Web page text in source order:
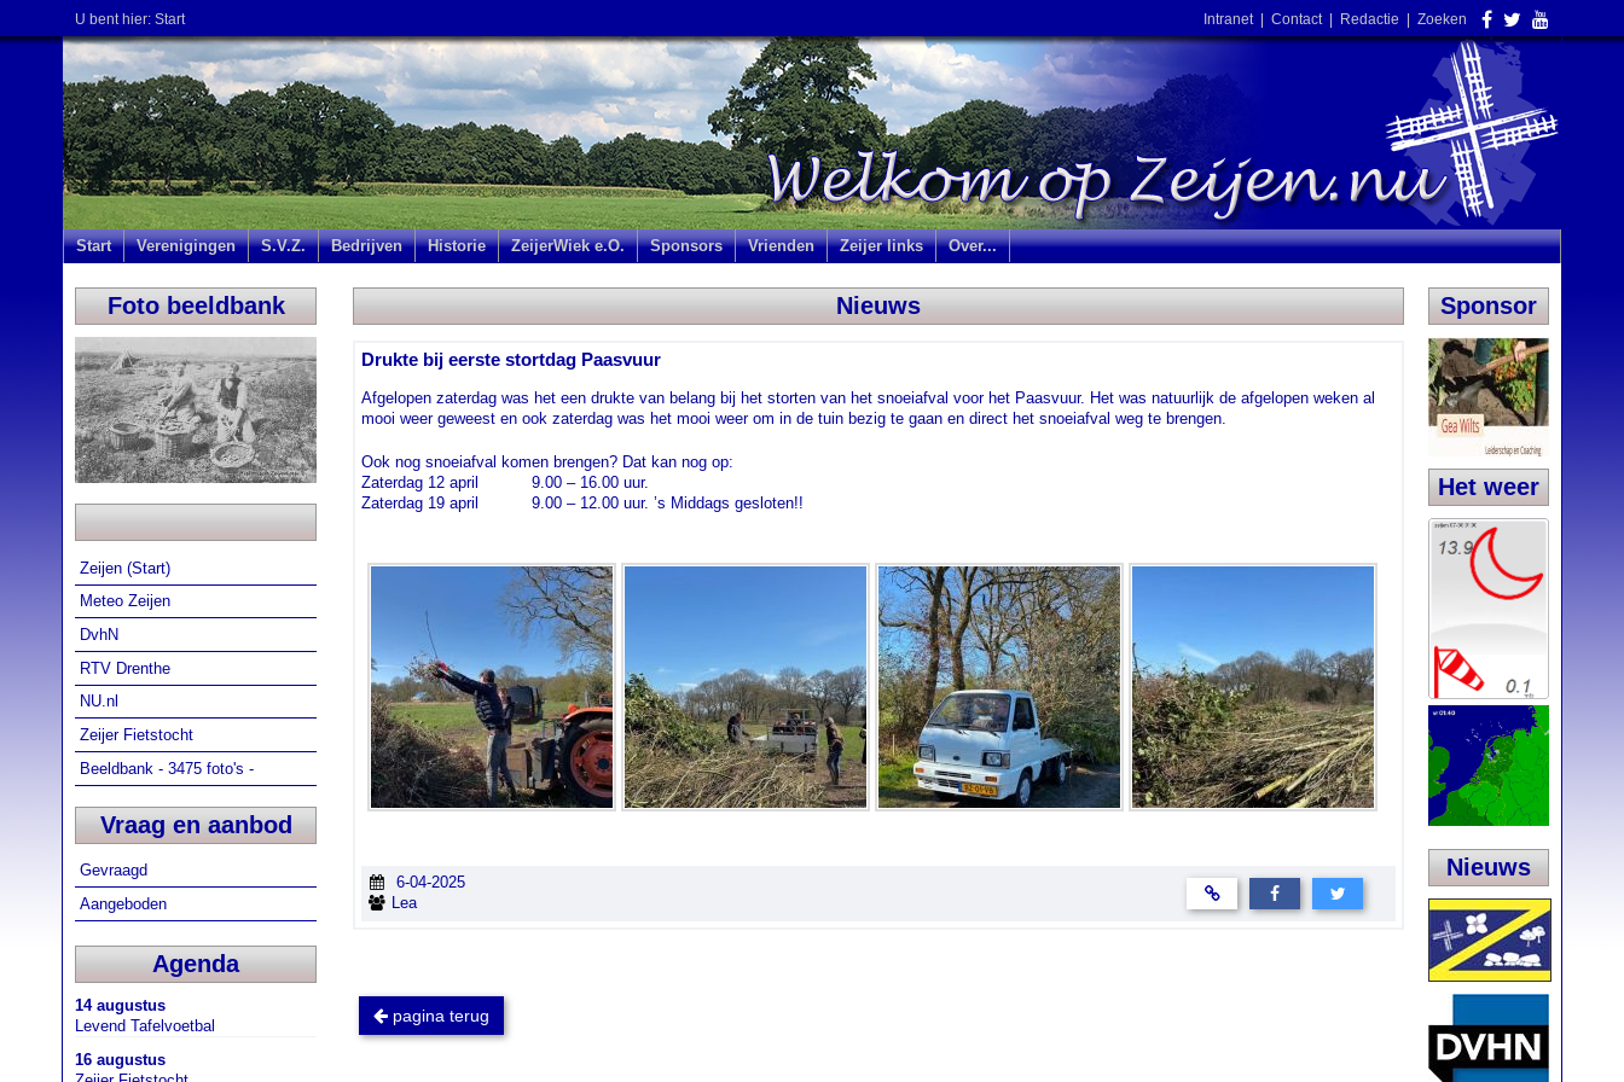
U bent hier: Start Intranet| Contact| Redactie Zoeken
Start Verenigingen S.V.Z. Bedrijven Historie ZeijerWiek e.O. Sponsors Vrienden Zeijer links Over...
Foto beeldbank
Zeijen (Start)
Meteo Zeijen
DvhN
RTV Drenthe
NU.nl
Zeijer Fietstocht
Beeldbank - 3475 foto's -
Vraag en aanbod
Gevraagd
Aangeboden
Agenda
14 augustus
Levend Tafelvoetbal
16 augustus
Sponsor
Het weer
Nieuws
Nieuws
Drukte bij eerste stortdag Paasvuur
Afgelopen zaterdag was het een drukte van belang bij het storten van het snoeiafval voor het Paasvuur. Het was natuurlijk de afgelopen weken al
mooi weer geweest en ook zaterdag was het mooi weer om in de tuin bezig te gaan en direct het snoeiafval weg te brengen.
Ook nog snoeiafval komen brengen? Dat kan nog op:
Zaterdag 12 april 9.00 – 16.00 uur.
Zaterdag 19 april 9.00 – 12.00 uur. ’s Middags gesloten!!
6-04-2025
Lea
pagina terug